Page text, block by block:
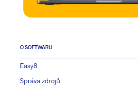
O SOFTWARU
Easy8
Správa zdrojů